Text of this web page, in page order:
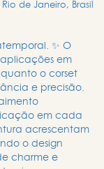
Rio de Janeiro, Brasil